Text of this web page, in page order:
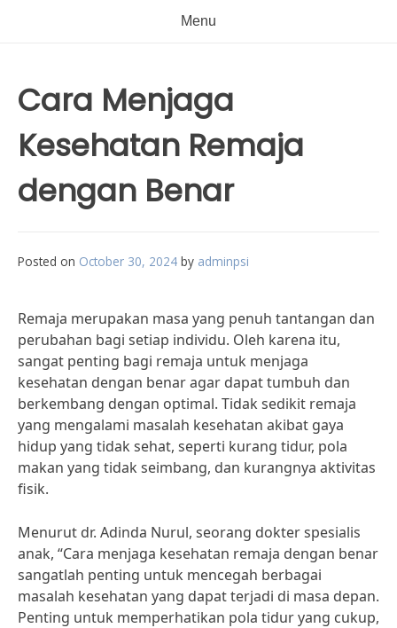
Menu
Cara Menjaga
Kesehatan Remaja
dengan Benar
Posted on October 30, 2024 by adminpsi
Remaja merupakan masa yang penuh tantangan dan
perubahan bagi setiap individu. Oleh karena itu,
sangat penting bagi remaja untuk menjaga
kesehatan dengan benar agar dapat tumbuh dan
berkembang dengan optimal. Tidak sedikit remaja
yang mengalami masalah kesehatan akibat gaya
hidup yang tidak sehat, seperti kurang tidur, pola
makan yang tidak seimbang, dan kurangnya aktivitas
fisik.
Menurut dr. Adinda Nurul, seorang dokter spesialis
anak, “Cara menjaga kesehatan remaja dengan benar
sangatlah penting untuk mencegah berbagai
masalah kesehatan yang dapat terjadi di masa depan.
Penting untuk memperhatikan pola tidur yang cukup,